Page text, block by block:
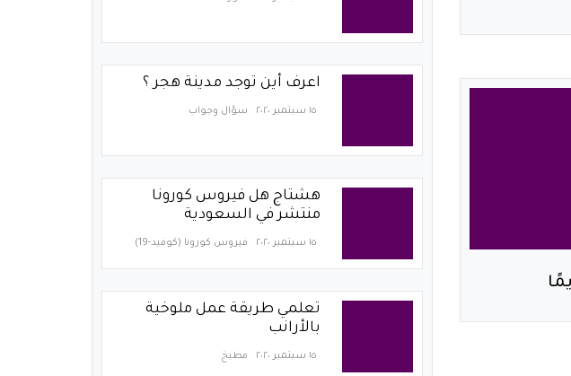
اعرف أين توجد مدينة هجر ؟
١٥ سبتمبر ٢٠٢٠ سؤال وجواب
هشتاج هل فيروس كورونا
منتشر في السعودية
١٥ سبتمبر ٢٠٢٠ فيروس كورونا (كوفيد-19)‏
تعلمي طريقة عمل ملوخية
بالأرانب
١٥ سبتمبر ٢٠٢٠ مطبخ